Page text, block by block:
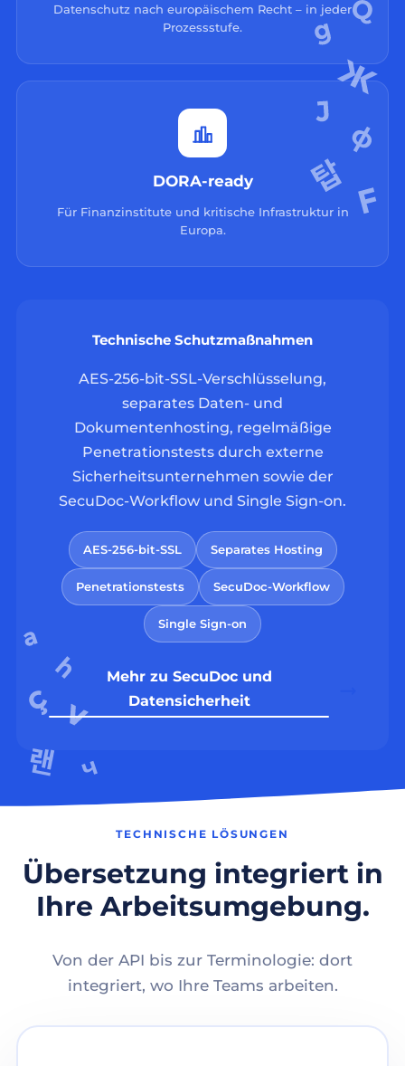
Datenschutz nach europäischem Recht – in jeder
Prozessstufe.
DORA-ready
Für Finanzinstitute und kritische Infrastruktur in
Europa.
Technische Schutzmaßnahmen
AES-256-bit-SSL-Verschlüsselung,
separates Daten- und
Dokumentenhosting, regelmäßige
Penetrationstests durch externe
Sicherheitsunternehmen sowie der
SecuDoc-Workflow und Single Sign-on.
AES-256-bit-SSL Separates Hosting
Penetrationstests SecuDoc-Workflow
Single Sign-on
Mehr zu SecuDoc und
Datensicherheit
TECHNISCHE LÖSUNGEN
Übersetzung integriert in
Ihre Arbeitsumgebung.
Von der API bis zur Terminologie: dort
integriert, wo Ihre Teams arbeiten.